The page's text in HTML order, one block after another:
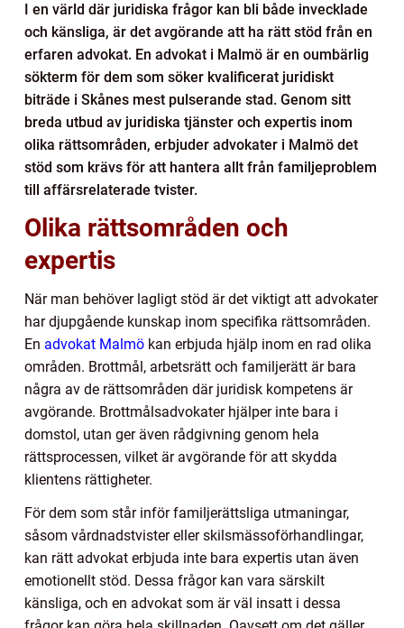
I en värld där juridiska frågor kan bli både invecklade
och känsliga, är det avgörande att ha rätt stöd från en
erfaren advokat. En advokat i Malmö är en oumbärlig
sökterm för dem som söker kvalificerat juridiskt
biträde i Skånes mest pulserande stad. Genom sitt
breda utbud av juridiska tjänster och expertis inom
olika rättsområden, erbjuder advokater i Malmö det
stöd som krävs för att hantera allt från familjeproblem
till affärsrelaterade tvister.
Olika rättsområden och
expertis
När man behöver lagligt stöd är det viktigt att advokater
har djupgående kunskap inom specifika rättsområden.
En advokat Malmö kan erbjuda hjälp inom en rad olika
områden. Brottmål, arbetsrätt och familjerätt är bara
några av de rättsområden där juridisk kompetens är
avgörande. Brottmålsadvokater hjälper inte bara i
domstol, utan ger även rådgivning genom hela
rättsprocessen, vilket är avgörande för att skydda
klientens rättigheter.
För dem som står inför familjerättsliga utmaningar,
såsom vårdnadstvister eller skilsmässoförhandlingar,
kan rätt advokat erbjuda inte bara expertis utan även
emotionellt stöd. Dessa frågor kan vara särskilt
känsliga, och en advokat som är väl insatt i dessa